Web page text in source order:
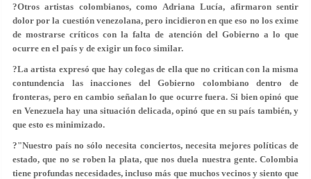
?Otros artistas colombianos, como Adriana Lucía, afirmaron sentir
dolor por la cuestión venezolana, pero incidieron en que eso no los exime
de mostrarse críticos con la falta de atención del Gobierno a lo que
ocurre en el país y de exigir un foco similar.
?La artista expresó que hay colegas de ella que no critican con la misma
contundencia las inacciones del Gobierno colombiano dentro de
fronteras, pero en cambio señalan lo que ocurre fuera. Si bien opinó que
en Venezuela hay una situación delicada, opinó que en su país también, y
que esto es minimizado.
?"Nuestro país no sólo necesita conciertos, necesita mejores políticas de
estado, que no se roben la plata, que nos duela nuestra gente. Colombia
tiene profundas necesidades, incluso más que muchos vecinos y siento que